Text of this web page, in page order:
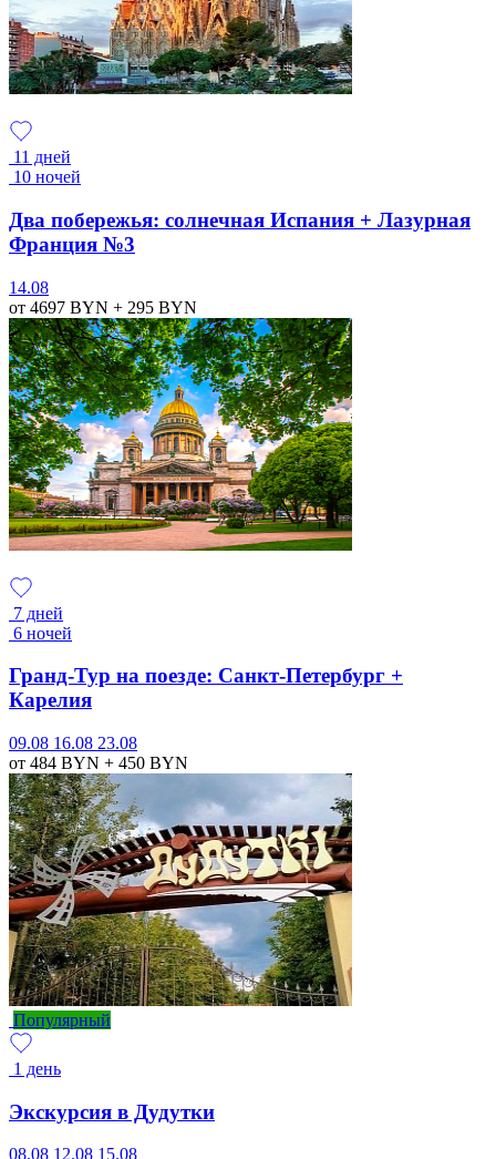
11 дней
10 ночей
Два побережья: солнечная Испания + Лазурная
Франция №3
14.08
от 4697 BYN + 295 BYN
7 дней
6 ночей
Гранд-Тур на поезде: Санкт-Петербург +
Карелия
09.08 16.08 23.08
от 484 BYN + 450 BYN
Популярный
1 день
Экскурсия в Дудутки
08.08 12.08 15.08